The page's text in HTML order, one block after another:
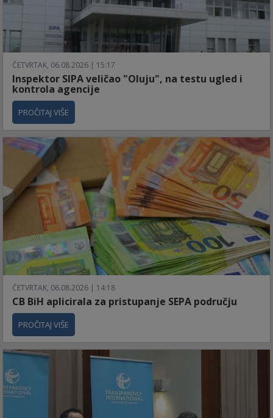
ČETVRTAK, 06.08.2026 | 15:17
Inspektor SIPA veličao "Oluju", na testu ugled i
kontrola agencije
PROČITAJ VIŠE
ČETVRTAK, 06.08.2026 | 14:18
CB BiH aplicirala za pristupanje SEPA području
PROČITAJ VIŠE